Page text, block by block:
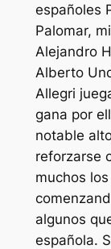
españoles
Palomar,
Alejandro
Alberto
Allegri
gana por
notable
reforzarse
muchos
algunos
española.